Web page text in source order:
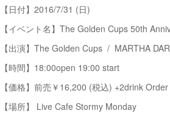
【日付】2016/7/31 (日)
【イベント名】The Golden Cups 50th
【出演】The Golden Cups / MARTHA
【時間】18:00open 19:00 start
【価格】前売￥16,200 (税込) +2drink Order
【場所】 Live Cafe Stormy Monday